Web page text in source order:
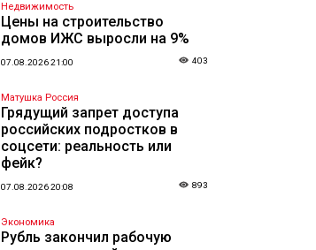
Недвижимость
Цены на строительство
домов ИЖС выросли на 9%
07.08.2026 21:00 403
Матушка Россия
Грядущий запрет доступа
российских подростков в
соцсети: реальность или
фейк?
07.08.2026 20:08 893
Экономика
Рубль закончил рабочую